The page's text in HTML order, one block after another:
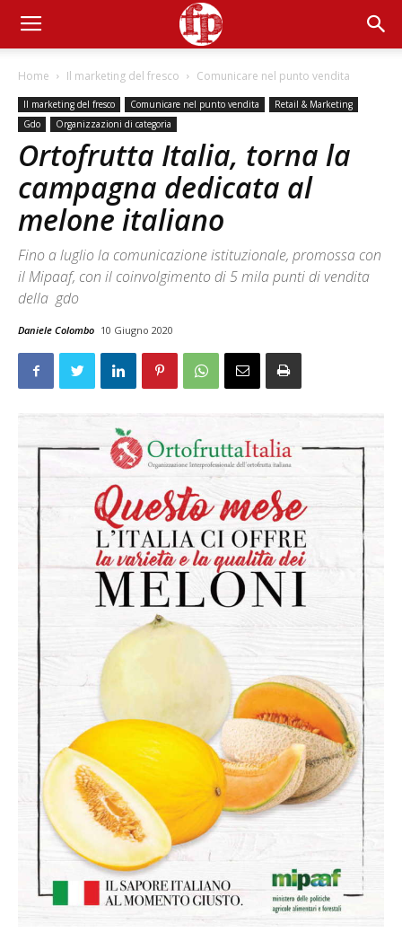
Home Il marketing del fresco Comunicare nel punto vendita
Il marketing del fresco Comunicare nel punto vendita
Retail & Marketing
Gdo
Organizzazioni di categoria
Ortofrutta Italia, torna la
campagna dedicata al
melone italiano
Fino a luglio la comunicazione istituzionale, promossa con
il Mipaaf, con il coinvolgimento di 5 mila punti di vendita
della gdo
Daniele Colombo 10 Giugno 2020